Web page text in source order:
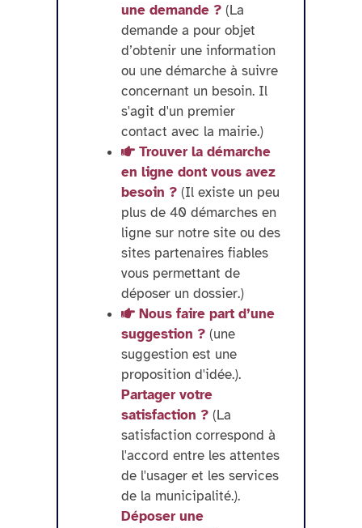
une demande ? (La
demande a pour objet
d’obtenir une information
ou une démarche à suivre
concernant un besoin. Il
s'agit d'un premier
contact avec la mairie.)
Trouver la démarche
en ligne dont vous avez
besoin ? (Il existe un peu
plus de 40 démarches en
ligne sur notre site ou des
sites partenaires fiables
vous permettant de
déposer un dossier.)
Nous faire part d’une
suggestion ? (une
suggestion est une
proposition d'idée.).
Partager votre
satisfaction ? (La
satisfaction correspond à
l'accord entre les attentes
de l'usager et les services
de la municipalité.).
Déposer une